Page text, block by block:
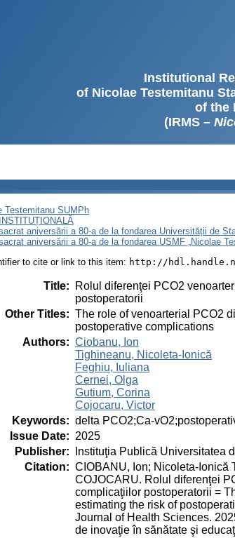
Institutional
of Nicolae Testemitanu
of the
(IRMS –
Testemitanu SUMPh
aniversării a 80-a de la fondarea Universității de
aniversării a 80-a de la fondarea USMF „Nicolae
to cite or link to this item: http://
Title:
Rolul diferenţei PCO2
postoperatorii
Other Titles: The role of venoarterial PCO2
postoperative complications
Authors: Ciobanu, Ion
Tighineanu, Nicoleta-Ionică
Feghiu, Iuliana
Cernei, Olga
Gutium, Corina
Cojocaru, Victor
Keywords: delta PCO2;Ca-
Issue Date: 2025
Publisher:
Instituţia Publică Universitatea
Citation: CIOBANU, Ion; Nicoleta-Ionică
COJOCARU. Rolul diferenţei
complicaţiilor postoperatorii =
estimating the risk of
Journal of Health Sciences.
de inovaţie în sănătate şi